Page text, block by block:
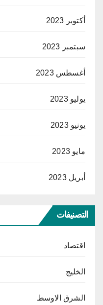
أكتوبر 2023
سبتمبر 2023
أغسطس 2023
يوليو 2023
يونيو 2023
مايو 2023
أبريل 2023
التصنيفات
اقتصاد
الخليج
الشرق الاوسط